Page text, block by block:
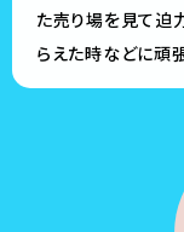
た売り場を見て迫
らえた時などに頑